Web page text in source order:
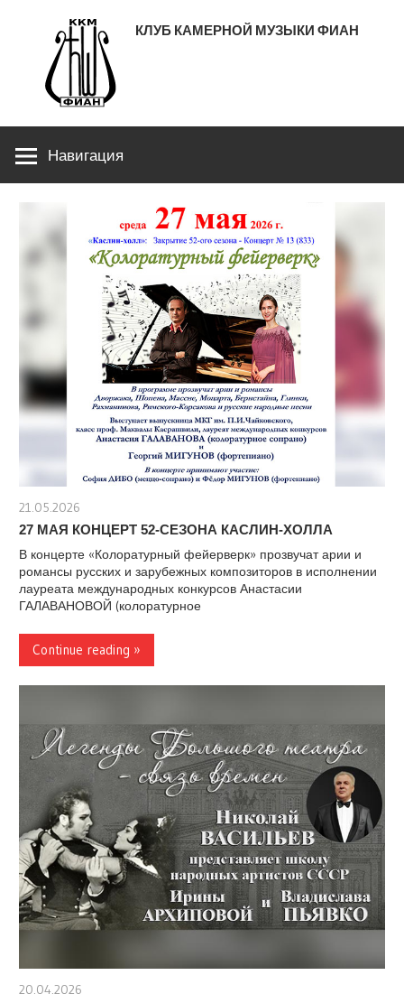
содержимому
КЛУБ КАМЕРНОЙ МУЗЫКИ ФИАН
ЛЕНИНСКИЙ ПРОСПЕКТ 53
Навигация
21.05.2026
27 МАЯ КОНЦЕРТ 52-СЕЗОНА КАСЛИН-ХОЛЛА
В концерте «Колоратурный фейерверк» прозвучат арии и
романсы русских и зарубежных композиторов в исполнении
лауреата международных конкурсов Анастасии
ГАЛАВАНОВОЙ (колоратурное
Continue reading »
20.04.2026